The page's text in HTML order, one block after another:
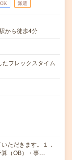
派遣
から徒歩4分
フレックスタイム
ただきます。１．
算（OB）・事…